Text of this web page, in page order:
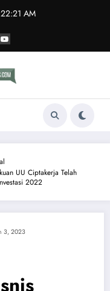
AM
UU Ciptakerja Telah
2022
3, 2023